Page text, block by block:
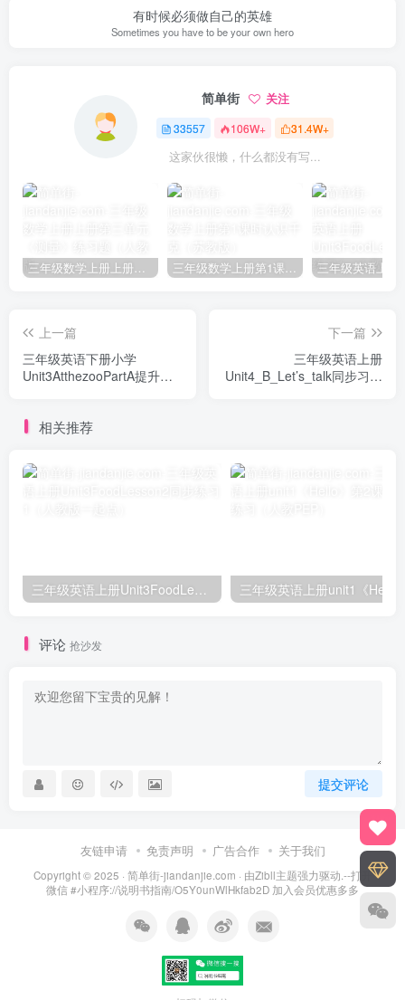
有时候必须做自己的英雄
Sometimes you have to be your own hero
简单街 关注
33557 106W+ 31.4W+
这家伙很懒，什么都没有写...
上一篇
三年级英语下册小学
Unit3AtthezooPartA提升卷-
下一篇
三年级英语上册
Unit4_B_Let’s_talk同步习题
相关推荐
评论 抢沙发
提交评论
友链申请 免责声明 广告合作 关于我们
Copyright © 2025 · 简单街-jiandanjie.com · 由Zibll主题强力驱动.--打开
微信 #小程序://说明书指南/O5Y0unWlHkfab2D 加入会员优惠多多